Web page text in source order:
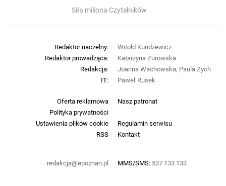
Siła miliona Czytelników
Oferta reklamowa
Nasz patronat
Polityka prywatności
Ustawienia plików cookie
Regulamin serwisu
RSS
Kontakt
redakcja@epoznan.pl MMS/SMS: 537 133 133
Redaktor naczelny:
Witold Kundzewicz
Redaktor prowadząca:
Katarzyna Żurowska
Redakcja:
Joanna Wachowska, Paula Zych
IT:
Paweł Rusek